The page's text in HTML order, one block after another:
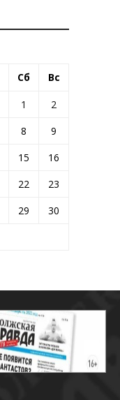
Сб Вс
1
2
8
9
15
16
22
23
29
30